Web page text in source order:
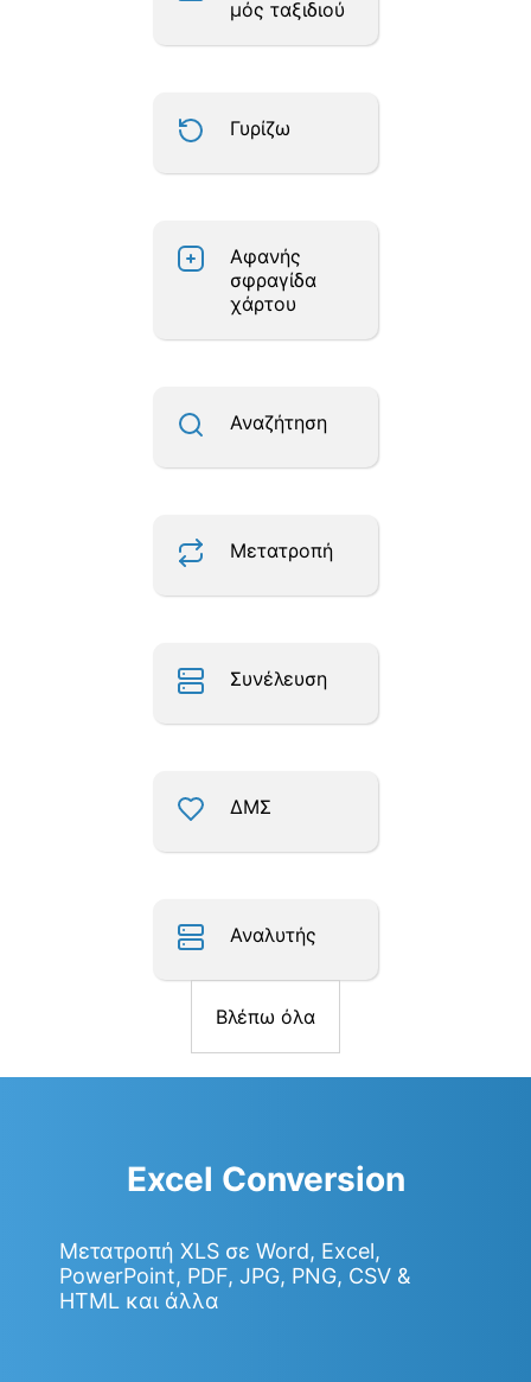
μός ταξιδιού
Γυρίζω
Αφανής
σφραγίδα
χάρτου
Αναζήτηση
Μετατροπή
Συνέλευση
ΔΜΣ
Αναλυτής
Βλέπω όλα
Excel Conversion
Μετατροπή XLS σε Word, Excel,
PowerPoint, PDF, JPG, PNG, CSV &
HTML και άλλα